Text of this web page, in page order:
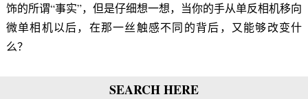
饰的所谓“事实”，但是仔细想一想，当你的手从单反相机移向
微单相机以后，在那一丝触感不同的背后，又能够改变什
么？
SEARCH HERE